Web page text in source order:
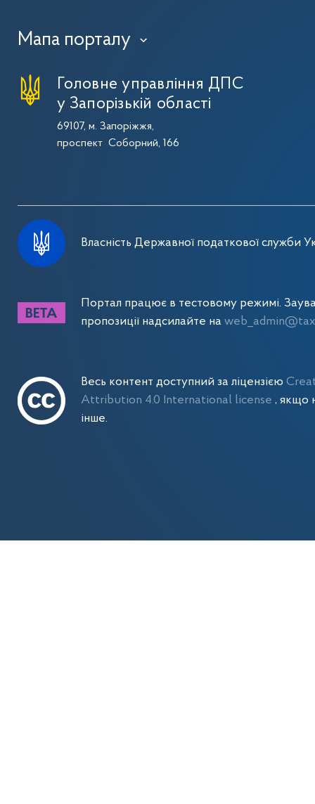
Мапа порталу ›
Головне управління ДПС
у Запорізькій області
69107, м. Запоріжжя,
проспект Соборний, 166
Власність Державної податкової служби
Портал працює в тестовому режимі.
пропозиції надсилайте на
Весь контент доступний за ліцензією
Attribution 4.0 International license , якщо
інше.